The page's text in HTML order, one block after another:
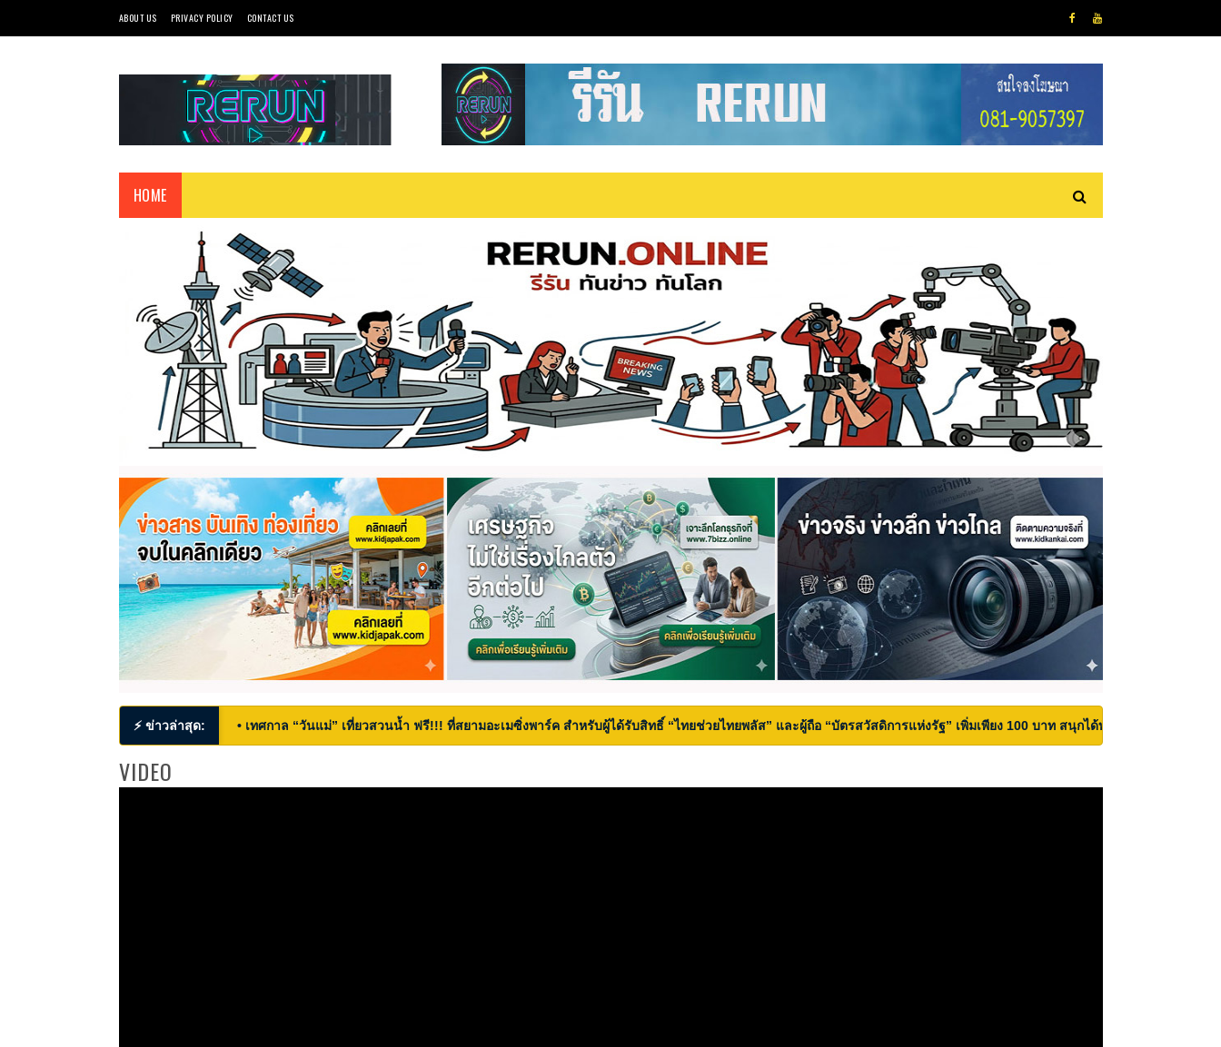
ABOUT US PRIVACY POLICY CONTACT US
HOME
⚡ ข่าวล่าสุด: • เทศกาล “วันแม่” เที่ยวสวนน้ำ ฟรี!!! ที่สยามอะเมซิ่งพาร์ค สำหรับผู้ได้รับสิทธิ์ “ไทยช่วยไทยพลัส” และผู้ถือ “บัตรสวัสดิการแห่งรัฐ” เพิ่มเพียง 100 บาท สนุกได้ทั้งสวนน้ำและสวนส
VIDEO